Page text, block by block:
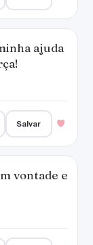
ajuda
Salvar
vontade e